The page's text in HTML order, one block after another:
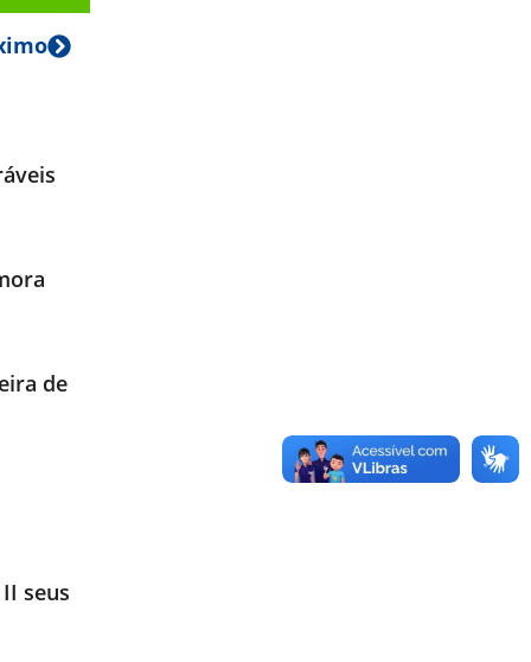
de
seus